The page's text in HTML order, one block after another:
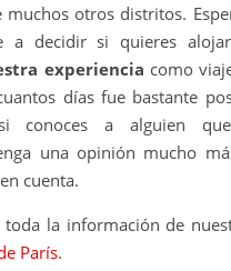
muchos otros distritos.
a decidir si quieres
experiencia como
días fue bastante
conoces a alguien
una opinión mucho
cuenta.
toda la información de
París.